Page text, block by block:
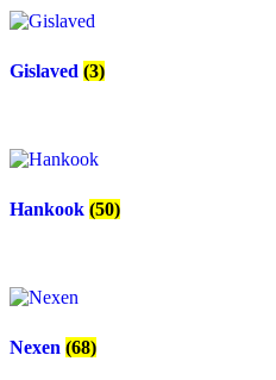
Gislaved (3)
Hankook (50)
Nexen (68)